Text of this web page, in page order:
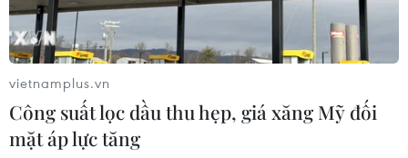
vietnamplus.vn
Công suất lọc dầu thu hẹp, giá xăng Mỹ đối
mặt áp lực tăng